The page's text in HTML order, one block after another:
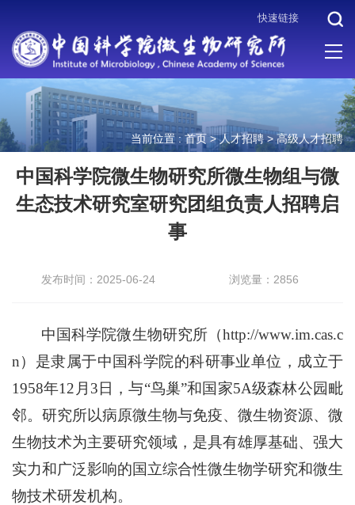
快速链接
当前位置 : 首页 >人才招聘>高级人才招聘
中国科学院微生物研究所微生物组与微
生态技术研究室研究团组负责人招聘启
事
发布时间：2025-06-24 浏览量：2856
中国科学院微生物研究所（http://www.im.cas.c
n）是隶属于中国科学院的科研事业单位，成立于
1958年12月3日，与“鸟巢”和国家5A级森林公园毗
邻。研究所以病原微生物与免疫、微生物资源、微
生物技术为主要研究领域，是具有雄厚基础、强大
实力和广泛影响的国立综合性微生物学研究和微生
物技术研发机构。